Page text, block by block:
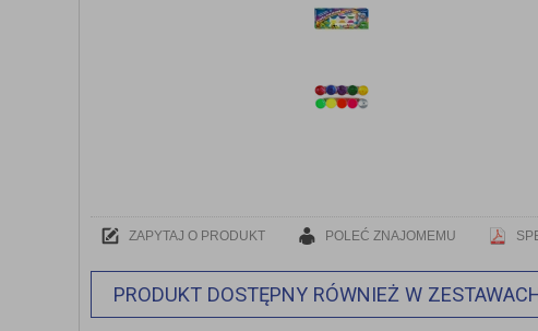
ZAPYTAJ O PRODUKT POLEĆ ZNAJOMEMU
PRODUKT DOSTĘPNY RÓWNIEŻ W